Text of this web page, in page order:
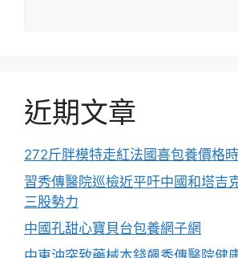
近期文章
272斤胖模特走紅法國喜包養價格
習秀傳醫院巡檢近平吁中國和塔吉
三股勢力
中國孔甜心寶貝台包養網子網